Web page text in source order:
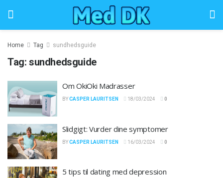
Home Tag sundhedsguide
Tag: sundhedsguide
Om OkiOki Madrasser
BYCASPER LAURITSEN 18/03/2024 0
Slidgigt: Vurder dine symptomer
BYCASPER LAURITSEN 16/03/2024 0
5 tips til dating med depression